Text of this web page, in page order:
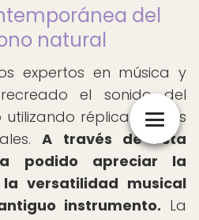
del
natural
expertos en música y
el sonido del
utilizando réplicas de los
A través de esta
podido apreciar la
versatilidad musical
instrumento. La